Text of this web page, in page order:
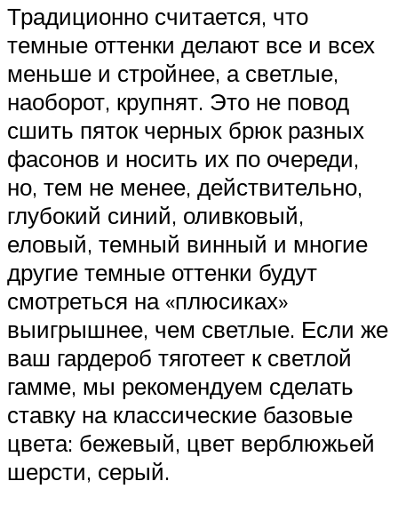
Традиционно считается, что
темные оттенки делают все и всех
меньше и стройнее, а светлые,
наоборот, крупнят. Это не повод
сшить пяток черных брюк разных
фасонов и носить их по очереди,
но, тем не менее, действительно,
глубокий синий, оливковый,
еловый, темный винный и многие
другие темные оттенки будут
смотреться на «плюсиках»
выигрышнее, чем светлые. Если же
ваш гардероб тяготеет к светлой
гамме, мы рекомендуем сделать
ставку на классические базовые
цвета: бежевый, цвет верблюжьей
шерсти, серый.